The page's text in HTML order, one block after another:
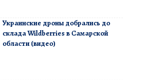
Украинские дроны добрались до
склада Wildberries в Самарской
области (видео)